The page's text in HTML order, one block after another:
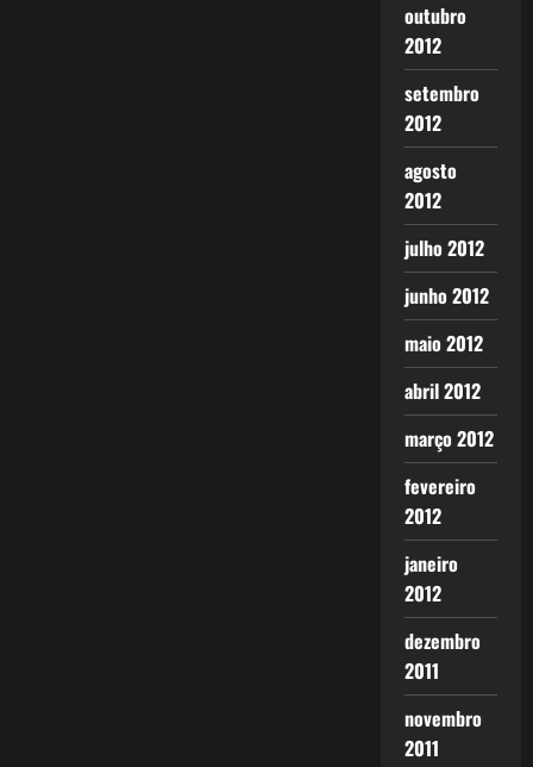
outubro
2012
setembro
2012
agosto
2012
julho 2012
junho 2012
maio 2012
abril 2012
março 2012
fevereiro
2012
janeiro
2012
dezembro
2011
novembro
2011